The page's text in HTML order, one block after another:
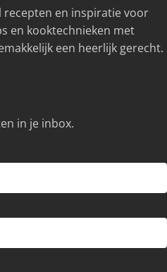
recepten en inspiratie voor
en kooktechnieken met
een heerlijk gerecht.
in je inbox.